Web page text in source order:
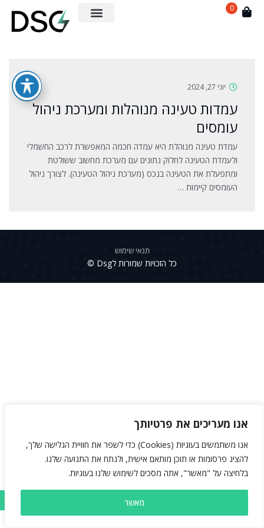
אנו מעריכים את פרטיותך
אנו משתמשים בעוגיות (Cookies) כדי לשפר את חוויית הגלישה שלך,
להציג פרסומות או תוכן מותאם אישית, ולנתח את התנועה שלנו.
בלחיצה על "מאשר", אתה מסכים לשימוש שלנו בעוגיות.
מאשר
0
יוני 27, 2024
עמדות טעינה מנוהלות ומערכת ניהול
עומסים
עמדת טעינה מנוהלת היא עמדה חכמה המאפשרת לרכב החשמלי
ולעמדת הטעינה לחלוק נתונים עם מערכת מחשוב ששולטת
ומתפעלת את הטעינה בנכס (מערכת ניהול הטעינה). לצורך ניהול
העומסים קיימות …
תנאי שימוש
כל הזכויות שמורות לDsg ©